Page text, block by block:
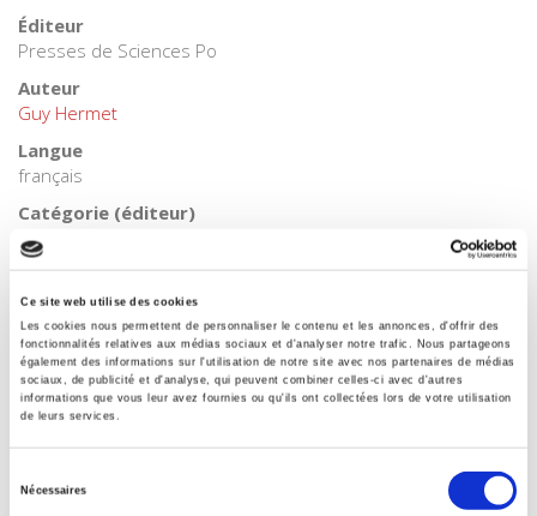
Ce site web utilise des cookies
Les cookies nous permettent de personnaliser le contenu et les annonces, d'offrir des
fonctionnalités relatives aux médias sociaux et d'analyser notre trafic. Nous partageons
également des informations sur l'utilisation de notre site avec nos partenaires de médias
sociaux, de publicité et d'analyse, qui peuvent combiner celles-ci avec d'autres
informations que vous leur avez fournies ou qu'ils ont collectées lors de votre utilisation
de leurs services.
Nécessaires
Éditeur
Presses de Sciences Po
Auteur
Guy Hermet
Langue
français
Catégorie (éditeur)
Internet Hierarchy
Catégorie (éditeur)
Internet Hierarchy>Science politique
BISAC Subject Heading
POL000000 POLITICAL SCIENCE
BIC subject category (UK)
H Humanities
06 Professionnel et académique